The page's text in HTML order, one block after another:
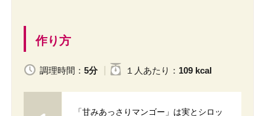
作り方
調理時間： 5分 １人 あたり ： 109 kcal
「甘みあっさりマンゴー」は実とシロッ